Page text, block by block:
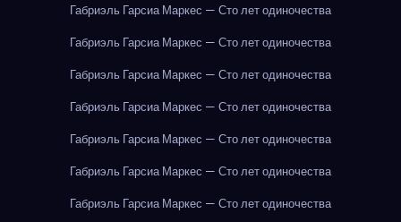
Габриэль Гарсиа Маркес — Сто лет одиночества
Габриэль Гарсиа Маркес — Сто лет одиночества
Габриэль Гарсиа Маркес — Сто лет одиночества
Габриэль Гарсиа Маркес — Сто лет одиночества
Габриэль Гарсиа Маркес — Сто лет одиночества
Габриэль Гарсиа Маркес — Сто лет одиночества
Габриэль Гарсиа Маркес — Сто лет одиночества